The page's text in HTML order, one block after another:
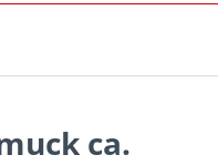
ca.